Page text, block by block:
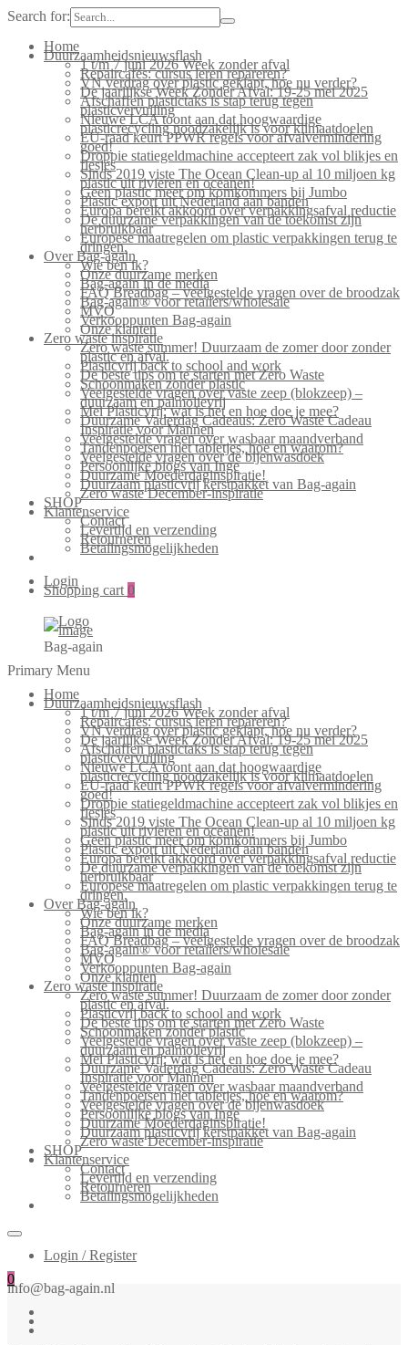
Search for:
Home
Duurzaamheidsnieuwsflash
1 t/m 7 juni 2026 Week zonder afval
Repaircafés: cursus leren repareren?
VN verdrag over plastic geklapt, hoe nu verder?
De jaarlijkse Week Zonder Afval: 19-25 mei 2025
Afschaffen plastictaks is stap terug tegen
plasticvervuiling
Nieuwe LCA toont aan dat hoogwaardige
plasticrecycling noodzakelijk is voor klimaatdoelen
EU-raad keurt PPWR regels voor afvalvermindering
goed!
Droppie statiegeldmachine accepteert zak vol blikjes en
flesjes
Sinds 2019 viste The Ocean Clean-up al 10 miljoen kg
plastic uit rivieren en oceanen!
Geen plastic meer om komkommers bij Jumbo
Plastic export uit Nederland aan banden
Europa bereikt akkoord over verpakkingsafval reductie
De duurzame verpakkingen van de toekomst zijn
herbruikbaar
Europese maatregelen om plastic verpakkingen terug te
dringen.
Over Bag-again
Wie ben ik?
Onze duurzame merken
Bag-again in de media
FAQ Breadbag – veelgestelde vragen over de broodzak
Bag-again® voor retailers/wholesale
MVO
Verkooppunten Bag-again
Onze klanten
Zero waste inspiratie
Zero waste summer! Duurzaam de zomer door zonder
plastic en afval.
Plasticvrij back to school and work
De beste tips om te starten met Zero Waste
Schoonmaken zonder plastic
Veelgestelde vragen over vaste zeep (blokzeep) –
duurzaam en palmolievrij
Mei Plasticvrij: wat is het en hoe doe je mee?
Duurzame Vaderdag Cadeaus: Zero Waste Cadeau
Inspiratie voor Mannen
Veelgestelde vragen over wasbaar maandverband
Tandenpoetsen met tabletjes, hoe en waarom?
Veelgestelde vragen over de bijenwasdoek
Persoonlijke blogs van Inge
Duurzame Moederdaginspiratie!
Duurzaam plasticvrij kerstpakket van Bag-again
Zero waste December-inspiratie
SHOP
Klantenservice
Contact
Levertijd en verzending
Retourneren
Betalingsmogelijkheden
Login
Shopping cart 0
Bag-again
Primary Menu
Home
Duurzaamheidsnieuwsflash
1 t/m 7 juni 2026 Week zonder afval
Repaircafés: cursus leren repareren?
VN verdrag over plastic geklapt, hoe nu verder?
De jaarlijkse Week Zonder Afval: 19-25 mei 2025
Afschaffen plastictaks is stap terug tegen
plasticvervuiling
Nieuwe LCA toont aan dat hoogwaardige
plasticrecycling noodzakelijk is voor klimaatdoelen
EU-raad keurt PPWR regels voor afvalvermindering
goed!
Droppie statiegeldmachine accepteert zak vol blikjes en
flesjes
Sinds 2019 viste The Ocean Clean-up al 10 miljoen kg
plastic uit rivieren en oceanen!
Geen plastic meer om komkommers bij Jumbo
Plastic export uit Nederland aan banden
Europa bereikt akkoord over verpakkingsafval reductie
De duurzame verpakkingen van de toekomst zijn
herbruikbaar
Europese maatregelen om plastic verpakkingen terug te
dringen.
Over Bag-again
Wie ben ik?
Onze duurzame merken
Bag-again in de media
FAQ Breadbag – veelgestelde vragen over de broodzak
Bag-again® voor retailers/wholesale
MVO
Verkooppunten Bag-again
Onze klanten
Zero waste inspiratie
Zero waste summer! Duurzaam de zomer door zonder
plastic en afval.
Plasticvrij back to school and work
De beste tips om te starten met Zero Waste
Schoonmaken zonder plastic
Veelgestelde vragen over vaste zeep (blokzeep) –
duurzaam en palmolievrij
Mei Plasticvrij: wat is het en hoe doe je mee?
Duurzame Vaderdag Cadeaus: Zero Waste Cadeau
Inspiratie voor Mannen
Veelgestelde vragen over wasbaar maandverband
Tandenpoetsen met tabletjes, hoe en waarom?
Veelgestelde vragen over de bijenwasdoek
Persoonlijke blogs van Inge
Duurzame Moederdaginspiratie!
Duurzaam plasticvrij kerstpakket van Bag-again
Zero waste December-inspiratie
SHOP
Klantenservice
Contact
Levertijd en verzending
Retourneren
Betalingsmogelijkheden
Login / Register
0
info@bag-again.nl